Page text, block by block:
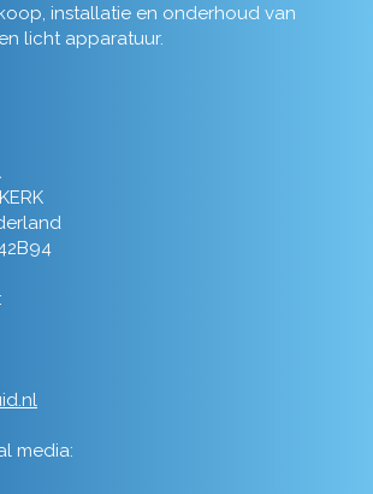
installatie en onderhoud van
licht apparatuur.
media: